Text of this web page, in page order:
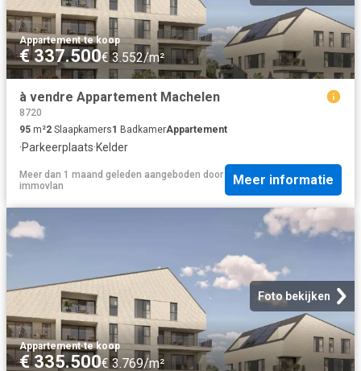
Appartement·te koop
€ 337.500€ 3.552/m²
à vendre Appartement Machelen
8720
95 m²2 Slaapkamers1 BadkamerAppartement
·Parkeerplaats·Kelder
Meer dan 1 maand geleden aangeboden door
immovlan
Meer informatie
Foto bekijken
Appartement·te koop
€ 335.500€ 3.769/m²